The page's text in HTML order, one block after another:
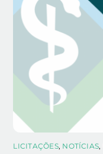
LICITAÇÕES, NOTÍCIAS,